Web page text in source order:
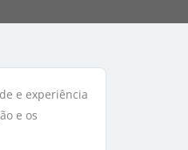
e experiência
e os